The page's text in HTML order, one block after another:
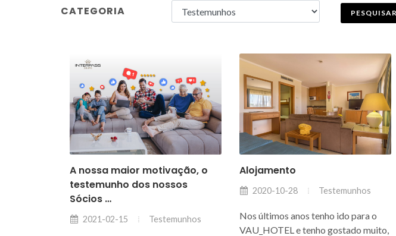
CATEGORIA PESQUISAR
A nossa maior motivação, o
testemunho dos nossos
Sócios …
2021-02-15 Testemunhos
Alojamento
2020-10-28 Testemunhos
Nos últimos anos tenho ido para o
VAU_HOTEL e tenho gostado muito,